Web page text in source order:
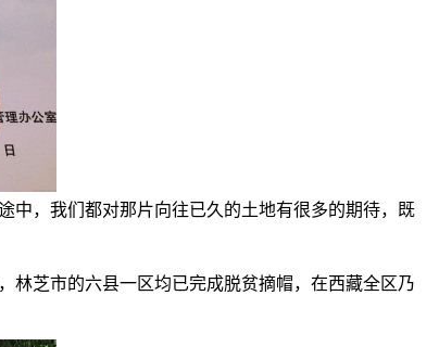
中，我们都对那片向往已久的土地有很多的期待，既
林芝市的六县一区均已完成脱贫摘帽，在西藏全区乃